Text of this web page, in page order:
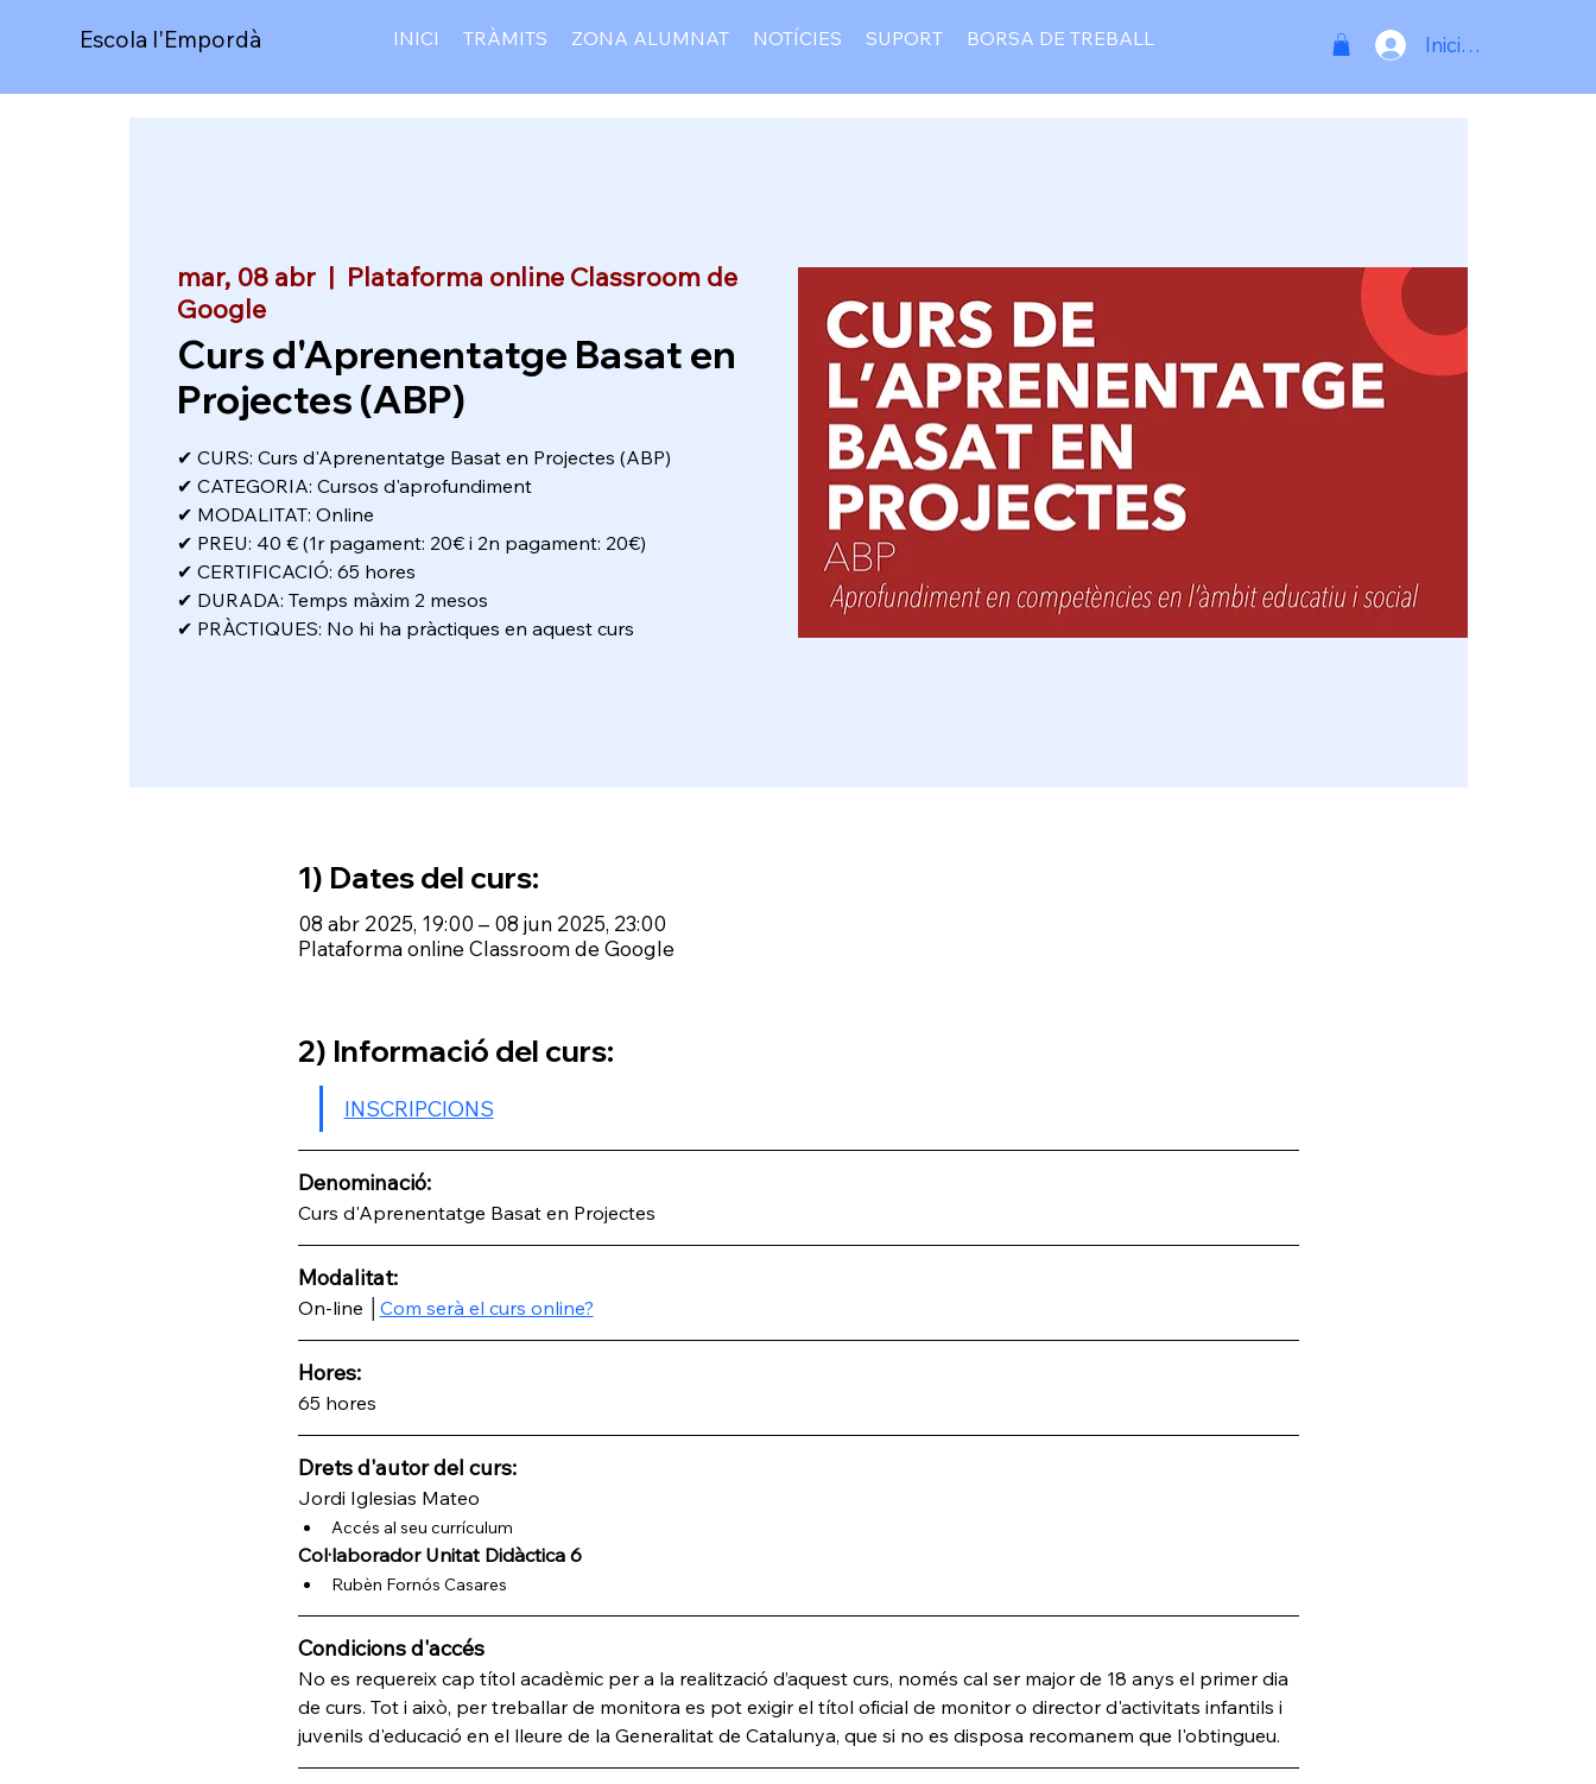
Escola l'Empordà INICI TRÀMITS ZONA ALUMNAT NOTÍCIES SUPORT BORSA DE TREBALL Inicia la sessió
mar, 08 abr
  |
Plataforma online Classroom de
Google
Curs d'Aprenentatge Basat en
Projectes (ABP)
✔ CURS: Curs d'Aprenentatge Basat en Projectes (ABP)
✔ CATEGORIA: Cursos d'aprofundiment
✔ MODALITAT: Online
✔ PREU: 40 € (1r pagament: 20€ i 2n pagament: 20€)
✔ CERTIFICACIÓ: 65 hores
✔ DURADA: Temps màxim 2 mesos
✔ PRÀCTIQUES: No hi ha pràctiques en aquest curs
1) Dates del curs:
08 abr 2025, 19:00 – 08 jun 2025, 23:00
Plataforma online Classroom de Google
2) Informació del curs:
INSCRIPCIONS
Denominació:
Curs d'Aprenentatge Basat en Projectes
Modalitat:
On-line │ Com serà el curs online?
Hores:
65 hores
Drets d'autor del curs:
Jordi Iglesias Mateo
Accés al seu currículum
Col·laborador Unitat Didàctica 6
Rubèn Fornós Casares
Condicions d'accés
No es requereix cap títol acadèmic per a la realització d’aquest curs, només cal ser major de 18 anys el primer dia
de curs. Tot i això, per treballar de monitora es pot exigir el títol oficial de monitor o director d'activitats infantils i
juvenils d'educació en el lleure de la Generalitat de Catalunya, que si no es disposa recomanem que l'obtingueu.